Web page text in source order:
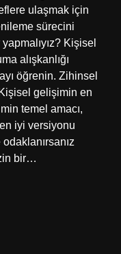
ulaşmak için
sürecini
Kişisel
alışkanlığı
öğrenin. Zihinsel
gelişimin en
temel amacı,
iyi versiyonu
bir…